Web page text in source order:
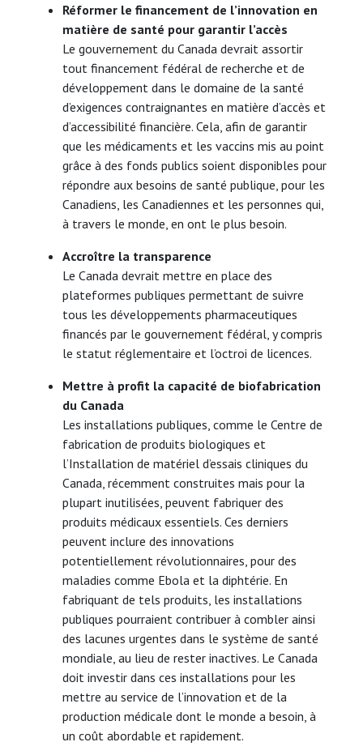
Réformer le financement de l’innovation en
matière de santé pour garantir l’accès
Le gouvernement du Canada devrait assortir
tout financement fédéral de recherche et de
développement dans le domaine de la santé
d’exigences contraignantes en matière d’accès et
d’accessibilité financière. Cela, afin de garantir
que les médicaments et les vaccins mis au point
grâce à des fonds publics soient disponibles pour
répondre aux besoins de santé publique, pour les
Canadiens, les Canadiennes et les personnes qui,
à travers le monde, en ont le plus besoin.
Accroître la transparence
Le Canada devrait mettre en place des
plateformes publiques permettant de suivre
tous les développements pharmaceutiques
financés par le gouvernement fédéral, y compris
le statut réglementaire et l’octroi de licences.
Mettre à profit la capacité de biofabrication
du Canada
Les installations publiques, comme le Centre de
fabrication de produits biologiques et
l’Installation de matériel d’essais cliniques du
Canada, récemment construites mais pour la
plupart inutilisées, peuvent fabriquer des
produits médicaux essentiels. Ces derniers
peuvent inclure des innovations
potentiellement révolutionnaires, pour des
maladies comme Ebola et la diphtérie. En
fabriquant de tels produits, les installations
publiques pourraient contribuer à combler ainsi
des lacunes urgentes dans le système de santé
mondiale, au lieu de rester inactives. Le Canada
doit investir dans ces installations pour les
mettre au service de l’innovation et de la
production médicale dont le monde a besoin, à
un coût abordable et rapidement.